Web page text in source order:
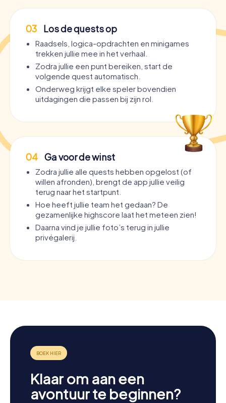
03 Los de quests op
Raadsels, logica-opdrachten en minigames
trekken jullie mee in het verhaal.
Zodra jullie een punt bereiken, start de
volgende quest automatisch.
Onderweg krijgt elke speler bovendien
uitdagingen die passen bij zijn rol.
04 Ga voor de winst
Zodra jullie alle quests hebben opgelost (of
willen afronden), brengt de app jullie veilig
terug naar het startpunt.
Hoe heeft jullie team het gedaan? De
gezamenlijke highscore laat het meteen zien!
Daarna vind je jullie foto’s terug in jullie
privégalerij.
Klaar om aan een
avontuur te beginnen?